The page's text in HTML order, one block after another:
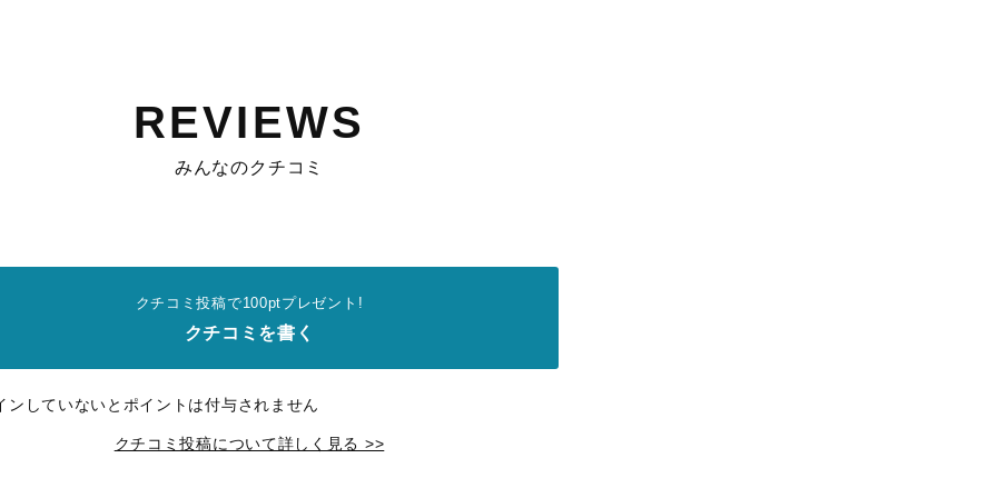
REVIEWS
みんなのクチコミ
クチコミ投稿で100ptプレゼント!
クチコミを書く
していないとポイントは付与されません
クチコミ投稿について詳しく見る >>